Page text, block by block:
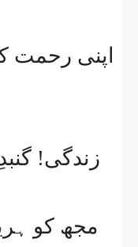
اپنی رحمت
زندگی!
مجھ کو